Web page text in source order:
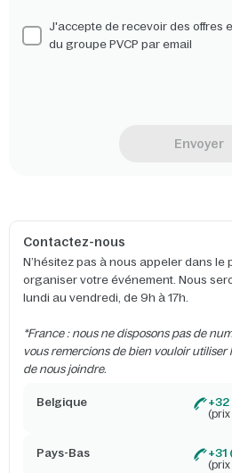
J'accepte de recevoir des offres
du groupe PVCP par email
Envoyer
Contactez-nous
N’hésitez pas à nous appeler dans le
organiser votre événement. Nous
lundi au vendredi, de 9h à 17h.
*France : nous ne disposons pas de
vous remercions de bien vouloir
de nous joindre.
Belgique +32
Pays-Bas